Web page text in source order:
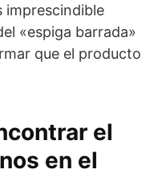
imprescindible
«espiga barrada»
que el producto
el
en el